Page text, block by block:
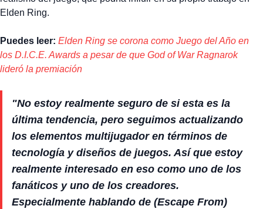
Elden Ring.
Puedes leer: Elden Ring se corona como Juego del Año en
los D.I.C.E. Awards a pesar de que God of War Ragnarok
lideró la premiación
"No estoy realmente seguro de si esta es la
última tendencia, pero seguimos actualizando
los elementos multijugador en términos de
tecnología y diseños de juegos. Así que estoy
realmente interesado en eso como uno de los
fanáticos y uno de los creadores.
Especialmente hablando de (Escape From)